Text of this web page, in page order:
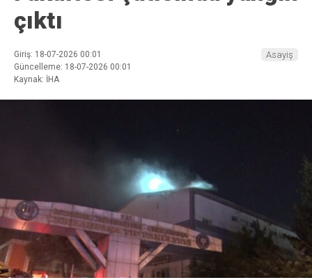
çıktı
Giriş: 18-07-2026 00:01
Güncelleme: 18-07-2026 00:01
Kaynak: İHA
Asayiş